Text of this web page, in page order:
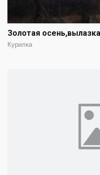
Золотая
Курилка